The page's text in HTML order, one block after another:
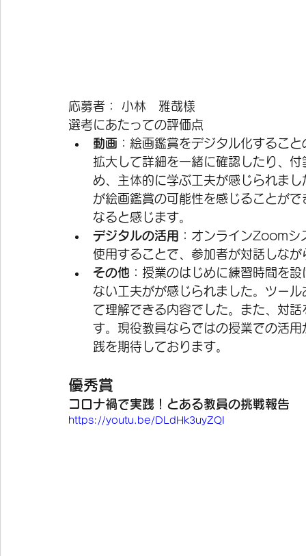
応募者： 小林　雅哉様
選考にあたっての評価点
動画 ：絵画鑑賞をデジタル化するこ
拡大して詳細を一緒に確認したり、
め、主体的に学ぶ工夫が感じられま
が絵画鑑賞の可能性を感じることが
なると感じます。
デジタルの活用 ：オンラインZoom
使用することで、参加者が対話しな
その他 ：授業のはじめに練習時間を
ない工夫がが感じられました。ツー
て理解できる内容でした。また、対
す。現役教員ならではの授業での活
践を期待しております。
優秀賞
コロナ禍で実践！とある教員の挑戦報告
https://youtu.be/DLdHk3uyZQI